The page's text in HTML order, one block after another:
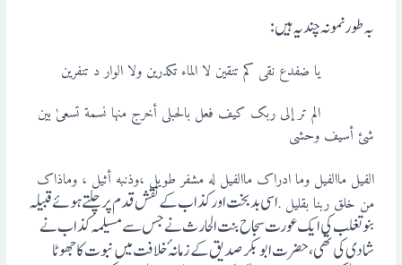
بہ طورنمونہ چندیہ ہیں:
یا ضفدع نقی کم تنقین لا الماء تکدرین ولا الوار د تنفرین
الم تر إلی ربک کیف فعل بالحبلی أخرج منہا نسمة تسعیٰ بین
شئ أسیف وحشی
الفیل ماالفیل وما ادراک ماالفیل له مشفر طویل ،وذنبه أثیل ، وماذاک
من خلق ربنا بقلیل ․اسی بد بخت اورکذاب کے نقش قدم پرچلتے ہوئے قبیلہ
بنو تغلب کی ایک عورت سجاح بنت الحارث نے جس سے مسیلمہ کذاب نے
شادی کی تھی ، حضرت ابو بکر صدیق کے زمانہٴ خلافت میں نبوت کا جھوٹا